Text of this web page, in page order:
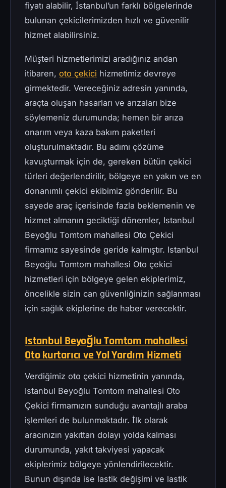
fiyatı alabilir, İstanbul’un farklı bölgelerinde
bulunan çekicilerimizden hızlı ve güvenilir
hizmet alabilirsiniz.
Müşteri hizmetlerimizi aradığınız andan
itibaren, oto çekici hizmetimiz devreye
girmektedir. Vereceğiniz adresin yanında,
araçta oluşan hasarları ve arızaları bize
söylemeniz durumunda; hemen bir arıza
onarım veya kaza bakım paketleri
oluşturulmaktadır. Bu adımı çözüme
kavuşturmak için de, gereken bütün çekici
türleri değerlendirilir, bölgeye en yakın ve en
donanımlı çekici ekibimiz gönderilir. Bu
sayede araç içerisinde fazla beklemenin ve
hizmet almanın geciktiği dönemler, Istanbul
Beyoğlu Tomtom mahallesi Oto Çekici
firmamız sayesinde geride kalmıştır. Istanbul
Beyoğlu Tomtom mahallesi Oto çekici
hizmetleri için bölgeye gelen ekiplerimiz,
öncelikle sizin can güvenliğinizin sağlanması
için sağlık ekiplerine de haber verecektir.
Istanbul Beyoğlu Tomtom mahallesi
Oto kurtarıcı ve Yol Yardım Hizmeti
Verdiğimiz oto çekici hizmetinin yanında,
Istanbul Beyoğlu Tomtom mahallesi Oto
Çekici firmamızın sunduğu avantajlı araba
işlemleri de bulunmaktadır. İlk olarak
aracınızın yakıttan dolayı yolda kalması
durumunda, yakıt takviyesi yapacak
ekiplerimiz bölgeye yönlendirilecektir.
Bunun dışında ise lastik değişimi ve lastik